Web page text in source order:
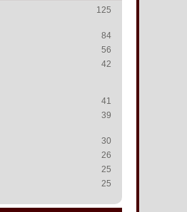
125
84
56
42
41
39
30
26
25
25